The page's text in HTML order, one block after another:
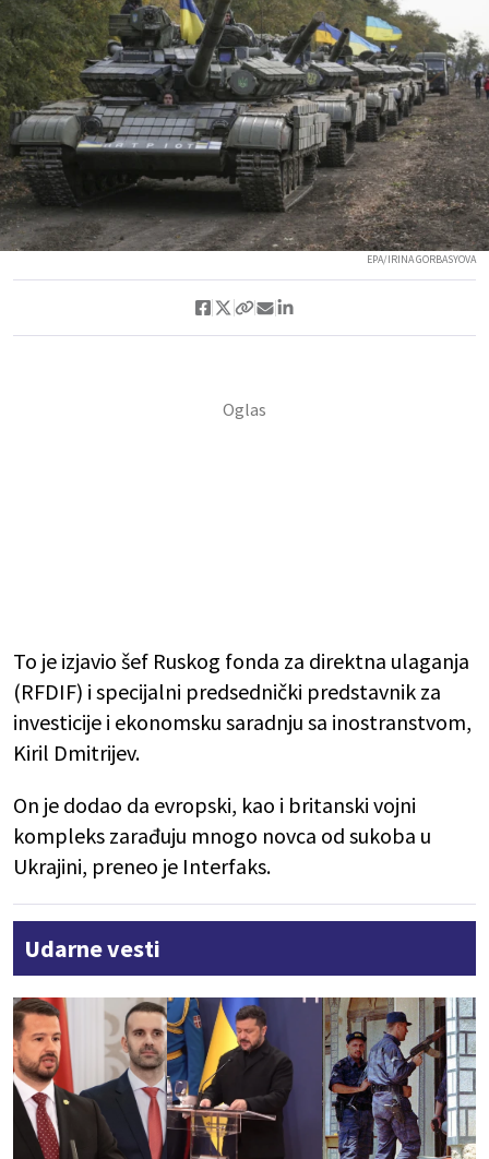
EPA/IRINA GORBASYOVA
To je izjavio šef Ruskog fonda za direktna ulaganja
(RFDIF) i specijalni predsednički predstavnik za
investicije i ekonomsku saradnju sa inostranstvom,
Kiril Dmitrijev.
On je dodao da evropski, kao i britanski vojni
kompleks zarađuju mnogo novca od sukoba u
Ukrajini, preneo je Interfaks.
Udarne vesti